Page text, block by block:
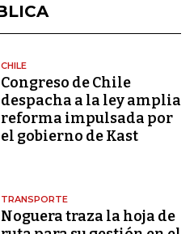
CHILE
Congreso de Chile
despacha a la ley amplia
reforma impulsada por
el gobierno de Kast
TRANSPORTE
Noguera traza la hoja de